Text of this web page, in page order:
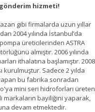
hizmeti!
gibi firmalarda uzun yıllar
2004 yılında İstanbul’da
üreticilerinden ASTRA
almıştır. 2006 yılında
ithalatına başlamıştır. 2008
kurulmuştur. Sadece 2 yılda
bu fabrika sonradan
mini seri hidroforları üreten
markaların bayiliğini yaparak,
devam etmektedir.